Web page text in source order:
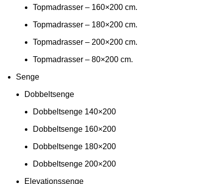
Topmadrasser – 160×200 cm.
Topmadrasser – 180×200 cm.
Topmadrasser – 200×200 cm.
Topmadrasser – 80×200 cm.
Senge
Dobbeltsenge
Dobbeltsenge 140×200
Dobbeltsenge 160×200
Dobbeltsenge 180×200
Dobbeltsenge 200×200
Elevationssenge